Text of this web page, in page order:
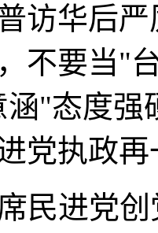
访华后
不要当"
"态度强
党执政
民进党